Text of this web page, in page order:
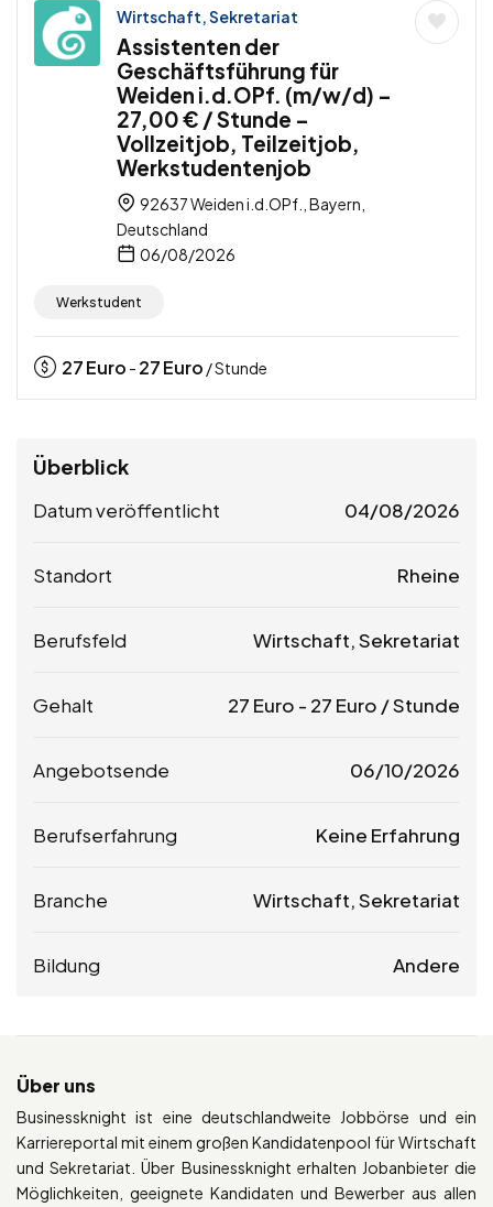
Wirtschaft, Sekretariat
Assistenten der
Geschäftsführung für
Weiden i.d.OPf. (m/w/d) –
27,00 € / Stunde –
Vollzeitjob, Teilzeitjob,
Werkstudentenjob
92637 Weiden i.d.OPf., Bayern,
Deutschland
06/08/2026
Werkstudent
27Euro - 27Euro / Stunde
Überblick
Datum veröffentlicht 04/08/2026
Standort Rheine
Berufsfeld Wirtschaft, Sekretariat
Gehalt 27 Euro - 27 Euro / Stunde
Angebotsende 06/10/2026
Berufserfahrung Keine Erfahrung
Branche Wirtschaft, Sekretariat
Bildung Andere
Über uns
Businessknight ist eine deutschlandweite Jobbörse und ein
Karriereportal mit einem großen Kandidatenpool für Wirtschaft
und Sekretariat. Über Businessknight erhalten Jobanbieter die
Möglichkeiten, geeignete Kandidaten und Bewerber aus allen